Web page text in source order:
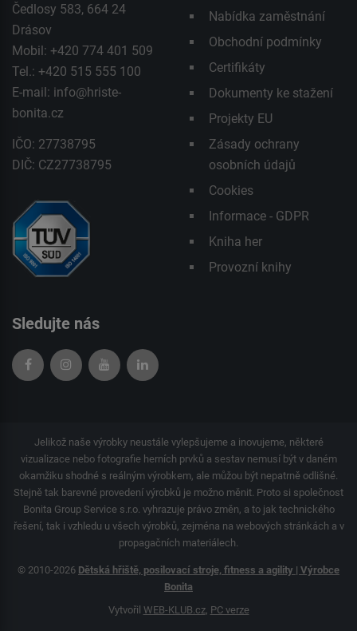
Čedlosy 583, 664 24
Drásov
Mobil: +420 774 401 509
Tel.: +420 515 555 100
E-mail: info@hriste-
bonita.cz
IČO: 27738795
DIČ: CZ27738795
Nabídka zaměstnání
Obchodní podmínky
Certifikáty
Dokumenty ke stažení
Projekty EU
Zásady ochrany
osobních údajů
Cookies
Informace - GDPR
Kniha her
Provozní knihy
Sledujte nás
Jelikož naše výrobky neustále vylepšujeme a inovujeme, některé
vizualizace nebo fotografie herních prvků a sestav nemusí být v daném
okamžiku shodné s reálným výrobkem, ale můžou být nepatrně odlišné.
Stejně tak barevné provedení výrobků je možno měnit. Proto si společnost
Bonita Group Service s.r.o. vyhrazuje právo změn, a to jak technického
řešení, tak i vzhledu u všech výrobků, zejména na webových stránkách a v
propagačních materiálech.
© 2010-2026 Dětská hřiště, posilovací stroje, fitness a agility | Výrobce
Bonita
Vytvořil WEB-KLUB.cz, PC verze